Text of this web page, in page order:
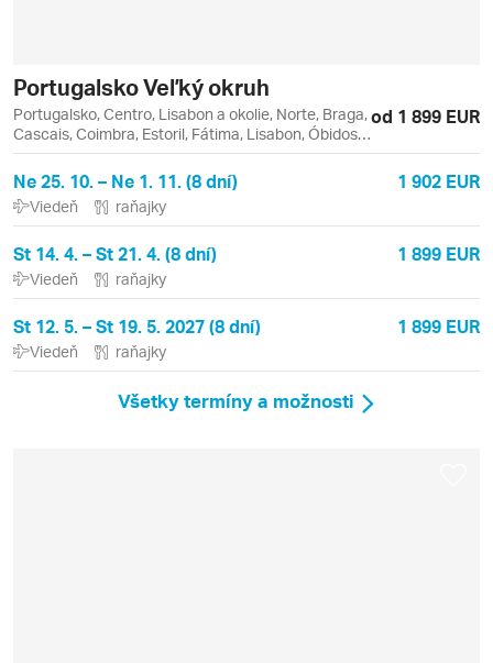
Portugalsko Veľký okruh
Portugalsko, Centro, Lisabon a okolie, Norte, Braga,
Cascais, Coimbra, Estoril, Fátima, Lisabon, Óbidos,
Porto, Sintra, Tomar
od 1 899 EUR
Ne 25. 10. – Ne 1. 11. (8 dní) 1 902 EUR
Viedeň raňajky
St 14. 4. – St 21. 4. (8 dní) 1 899 EUR
Viedeň raňajky
St 12. 5. – St 19. 5. 2027 (8 dní) 1 899 EUR
Viedeň raňajky
Všetky termíny a možnosti